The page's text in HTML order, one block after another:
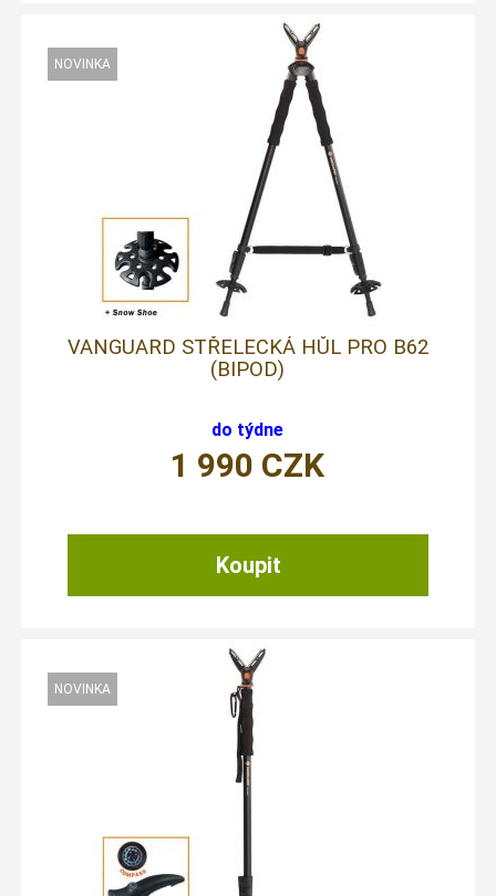
VANGUARD STŘELECKÁ HŮL PRO B62
(BIPOD)
do týdne
1 990 CZK